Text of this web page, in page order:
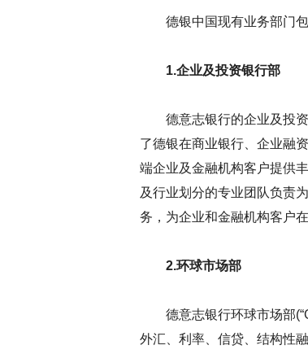
德银中国现有业务部门包
1.企业及投资银行部
德意志银行的企业及投资
了德银在商业银行、企业融
端企业及金融机构客户提供
及行业划分的专业团队负责
务，为企业和金融机构客户
2.环球市场部
德意志银行环球市场部
外汇、利率、信贷、结构性